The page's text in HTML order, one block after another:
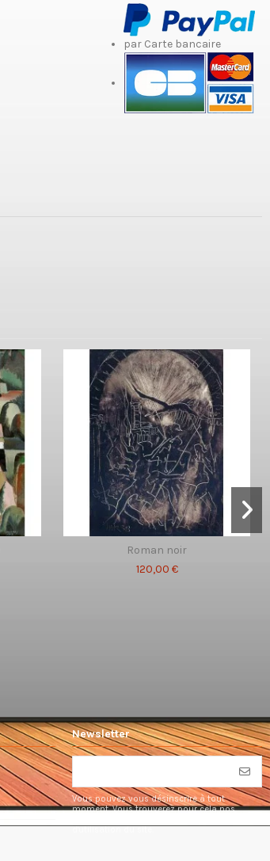
par Carte bancaire
Roman noir
120,00 €
Newsletter
Vous pouvez vous désinscrire à tout
moment. Vous trouverez pour cela nos